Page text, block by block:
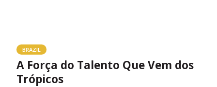
BRAZIL
A Força do Talento Que Vem dos
Trópicos